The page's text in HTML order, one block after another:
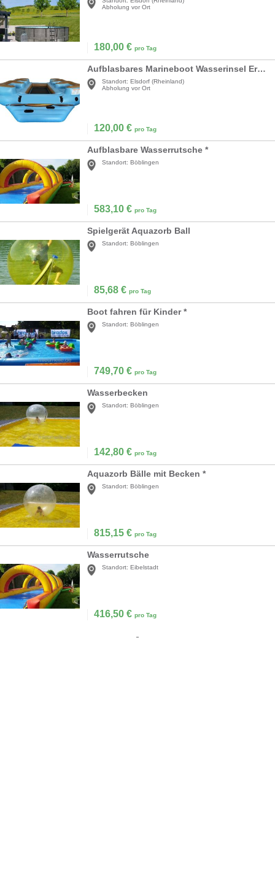
Abholung vor Ort
180,00 € pro Tag
Aufblasbares Marineboot Wasserinsel Erwachsene 6-Personen-tragbares Floß weiche Schaumstoffsitze
Standort: Elsdorf (Rheinland)
Abholung vor Ort
120,00 € pro Tag
Aufblasbare Wasserrutsche *
Standort: Böblingen
583,10 € pro Tag
Spielgerät Aquazorb Ball
Standort: Böblingen
85,68 € pro Tag
Boot fahren für Kinder *
Standort: Böblingen
749,70 € pro Tag
Wasserbecken
Standort: Böblingen
142,80 € pro Tag
Aquazorb Bälle mit Becken *
Standort: Böblingen
815,15 € pro Tag
Wasserrutsche
Standort: Eibelstadt
416,50 € pro Tag